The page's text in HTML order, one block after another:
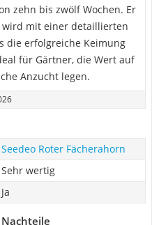
zehn bis zwölf Wochen. Er
mit einer detaillierten
die erfolgreiche Keimung
für Gärtner, die Wert auf
Anzucht legen.
Seedeo Roter Fächerahorn
Sehr wertig
Ja
Nachteile